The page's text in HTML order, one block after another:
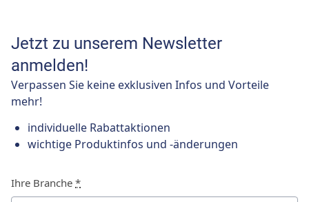
Jetzt zu unserem Newsletter
anmelden!
Verpassen Sie keine exklusiven Infos und Vorteile
mehr!
individuelle Rabattaktionen
wichtige Produktinfos und -änderungen
Ihre Branche *